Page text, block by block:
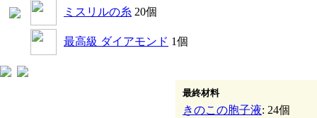
ミスリルの糸 20個
最高級 ダイアモンド 1個
最終材料
きのこの胞子液: 24個